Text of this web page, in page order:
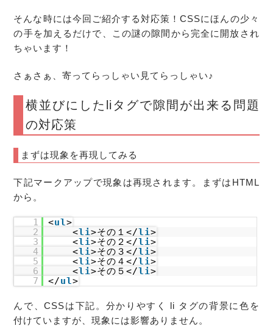
そんな時には今回ご紹介する対応策 ！CSSにほんの少々
の手を加えるだけで、この謎の隙間から完全に開放され
ちゃいます！
さぁさぁ、寄ってらっしゃい見てらっしゃい♪
横並びにしたliタグで隙間が出来る問題
の対応策
まずは現象を再現してみる
下記マークアップで現象は再現されます。まずはHTML
から。
1 <ul>
2
<li>その１</li>
3
<li>その２</li>
4
<li>その３</li>
5
<li>その４</li>
6
<li>その５</li>
7
</ul>
んで、CSSは下記。分かりやすく li タグの背景に色を
付けていますが、現象には影響ありません。